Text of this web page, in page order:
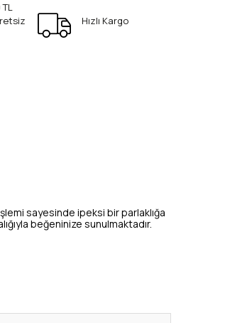
Hızlı Kargo
sayesinde ipeksi bir parlaklığa
beğeninize sunulmaktadır.